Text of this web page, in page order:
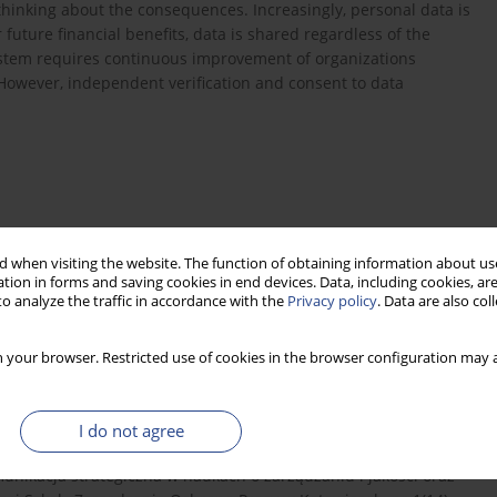
when visiting the website. The function of obtaining information about
in forms and saving cookies in end devices. Data, including cookies,
analyze the traffic in accordance with the Privacy policy. Data are also
your browser. Restricted use of cookies in the browser configuration
I do not agree
about the consequences. Increasingly, personal data is
financial benefits, data is shared regardless of the
requires continuous improvement of organizations
independent verification and consent to data
i cyfryzacji przemysłowej, Magazynowanie i Dystrybucja,
etapie przemysłowej rewolucji znajduje się województwo
Terytorialne,http://wrot.umww.pl/wp-content...
strategiczna w naukach o zarządzaniu i jakości oraz